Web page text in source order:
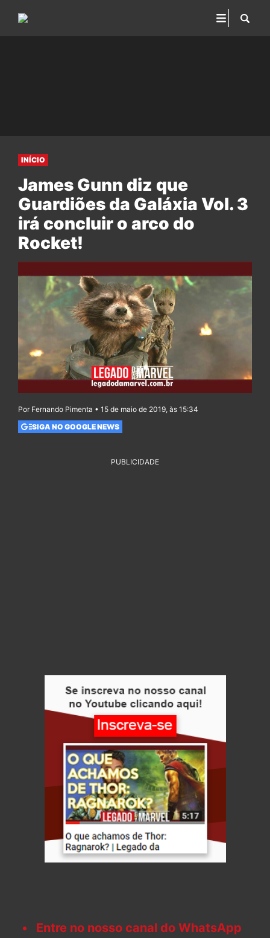
INÍCIO
James Gunn diz que
Guardiões da Galáxia Vol. 3
irá concluir o arco do
Rocket!
Por Fernando Pimenta • 15 de maio de 2019, às 15:34
SIGA NO GOOGLE NEWS
PUBLICIDADE
Entre no nosso canal do WhatsApp